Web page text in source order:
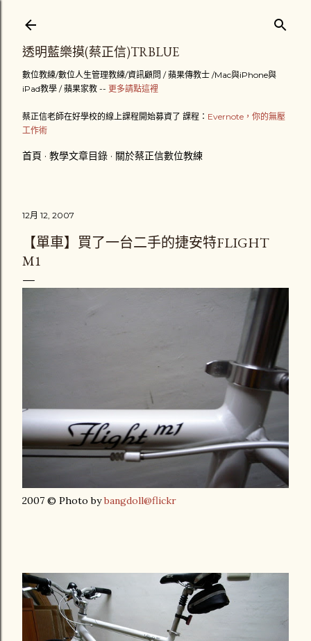
透明藍樂摸(蔡正信)TRBLUE
數位教練/數位人生管理教練/資訊顧問 / 蘋果傳教士 /Mac與iPhone與
iPad教學 / 蘋果家教 -- 更多請點這裡
蔡正信老師在好學校的線上課程開始募資了 課程： Evernote，你的無壓
工作術
首頁 教學文章目錄 關於蔡正信數位教練
12月 12, 2007
【單車】買了一台二手的捷安特FLIGHT
M1
2007 © Photo bybangdoll@flickr